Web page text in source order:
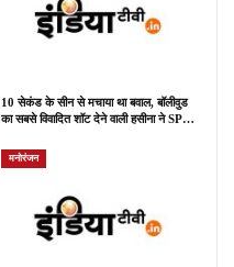
10 सेकंड के सीन से मचाया था बवाल, बॉलीवुड
का सबसे विवादित शॉट देने वाली हसीना ने SP…
मनोरंजन